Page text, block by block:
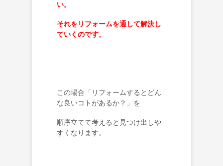
い。
それをリフォームを通して解決し
ていくのです。
この場合「リフォームするとどん
な良いコトがあるか？」を
順序立てて考えると見つけ出しや
すくなります。